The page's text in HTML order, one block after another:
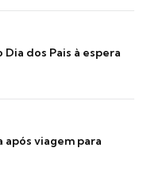
dos Pais à espera
viagem para